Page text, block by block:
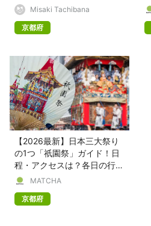
Misaki Tachibana
京都府
【2026最新】日本三大祭り
の1つ「祇園祭」ガイド！日
程・アクセスは？各日の行
事、山鉾巡回ルート、見どこ
MATCHA
京都府